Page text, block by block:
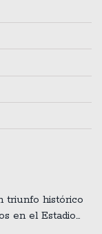
triunfo histórico
en el Estadio